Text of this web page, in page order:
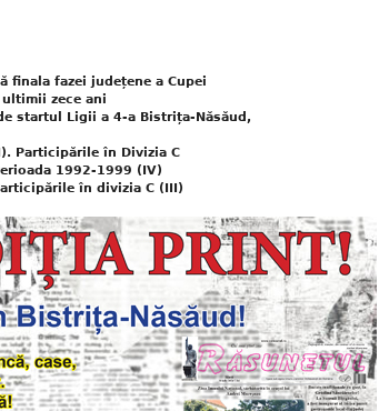
finala fazei județene a Cupei
zece ani
startul Ligii a 4-a Bistrița-Năsăud,
Participările în Divizia C
1992-1999 (IV)
în divizia C (III)